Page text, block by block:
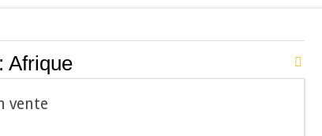
L’herbe à la puce. Arbres et arbustes
et arbustes.
LE PETIT THE.
Afrique
vente